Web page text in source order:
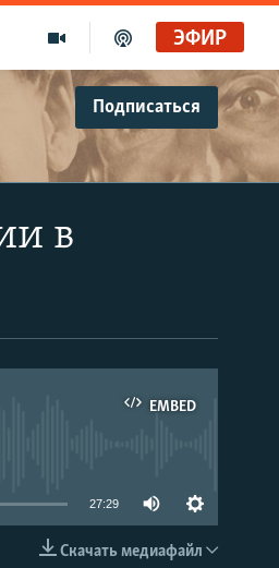
ЭФИР
Подписаться
в
EMBED
EMBED
27:29
Скачать медиафайл